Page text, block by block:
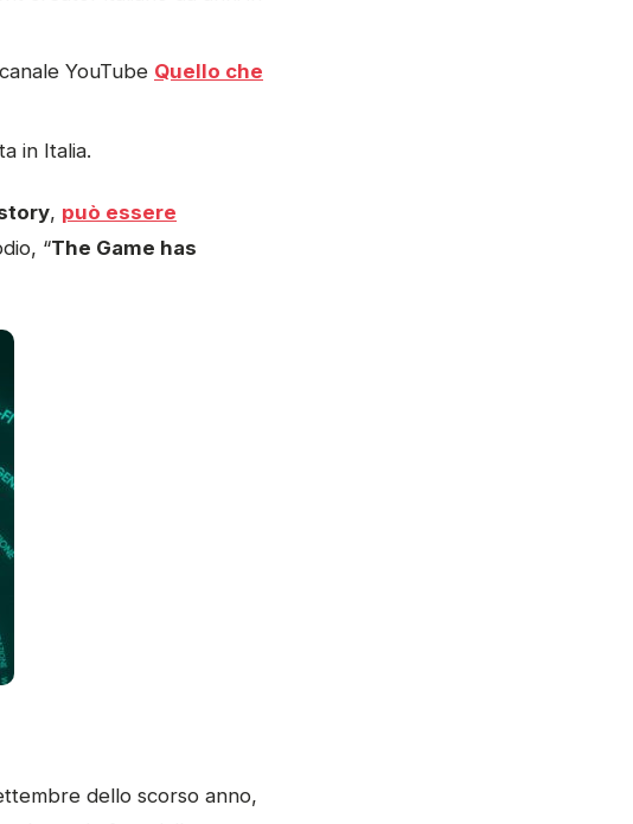
YouTube Quello che
in Italia.
, può essere
“The Game has
dello scorso anno,